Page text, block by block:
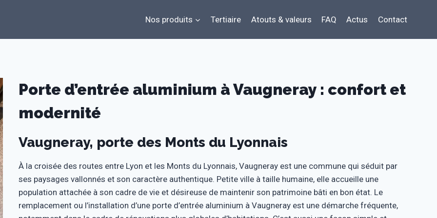
Nos produits Tertiaire Atouts & valeurs FAQ Actus Contact
Porte d’entrée aluminium à Vaugneray : confort et
modernité
Vaugneray, porte des Monts du Lyonnais
À la croisée des routes entre Lyon et les Monts du Lyonnais, Vaugneray est une commune qui séduit par
ses paysages vallonnés et son caractère authentique. Petite ville à taille humaine, elle accueille une
population attachée à son cadre de vie et désireuse de maintenir son patrimoine bâti en bon état. Le
remplacement ou l’installation d’une porte d’entrée aluminium à Vaugneray est une démarche fréquente,